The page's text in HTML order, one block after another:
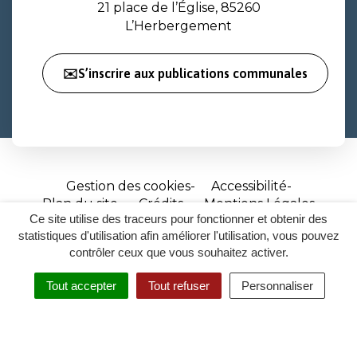
Ce site utilise des traceurs pour fonctionner et obtenir des
statistiques d'utilisation afin améliorer l'utilisation, vous pouvez
contrôler ceux que vous souhaitez activer.
Tout accepter Tout refuser Personnaliser
RECHERCHER
ACCESSIBILITÉ
21 place de l’Église, 85260
L’Herbergement
✉️S’inscrire aux publications communales
Gestion des cookies
Accessibilité
Plan du site
Crédits
Mentions Légales
Site
réalisé
par
Inovagora